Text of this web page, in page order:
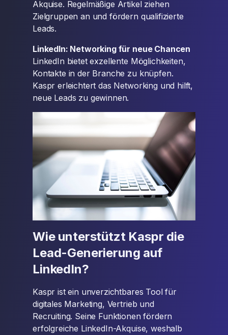
Akquise. Regelmäßige Artikel ziehen
Zielgruppen an und fördern qualifizierte
Leads.
LinkedIn: Networking für neue Chancen
LinkedIn bietet exzellente Möglichkeiten,
Kontakte in der Branche zu knüpfen.
Kaspr erleichtert das Networking und hilft,
neue Leads zu gewinnen.
Wie unterstützt Kaspr die
Lead-Generierung auf
LinkedIn?
Kaspr ist ein unverzichtbares Tool für
digitales Marketing, Vertrieb und
Recruiting. Seine Funktionen fördern
erfolgreiche LinkedIn-Akquise, weshalb